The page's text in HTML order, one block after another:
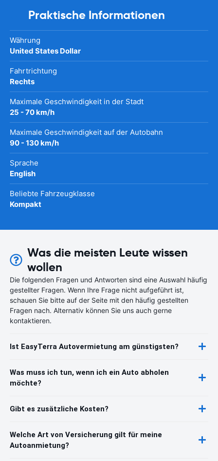
Praktische Informationen
Währung
United States Dollar
Fahrtrichtung
Rechts
Maximale Geschwindigkeit in der Stadt
25 - 70 km/h
Maximale Geschwindigkeit auf der Autobahn
90 - 130 km/h
Sprache
English
Beliebte Fahrzeugklasse
Kompakt
Was die meisten Leute wissen
wollen
Die folgenden Fragen und Antworten sind eine Auswahl häufig
gestellter Fragen. Wenn Ihre Frage nicht aufgeführt ist,
schauen Sie bitte auf der Seite mit den häufig gestellten
Fragen nach. Alternativ können Sie uns auch gerne
kontaktieren.
Ist EasyTerra Autovermietung am günstigsten?
Was muss ich tun, wenn ich ein Auto abholen
möchte?
Gibt es zusätzliche Kosten?
Welche Art von Versicherung gilt für meine
Autoanmietung?